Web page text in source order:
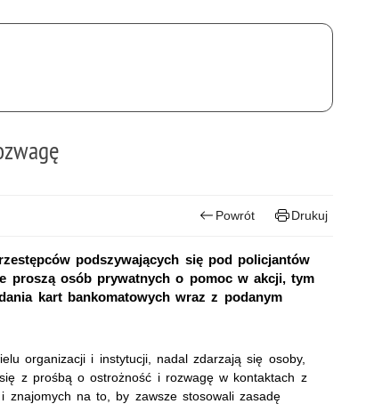
Powrót Drukuj
podszywających się pod policjantów
proszą osób prywatnych o pomoc w akcji, tym
kart bankomatowych wraz z podanym
organizacji i instytucji, nadal zdarzają się osoby,
z prośbą o ostrożność i rozwagę w kontaktach z
znajomych na to, by zawsze stosowali zasadę